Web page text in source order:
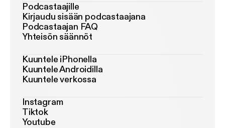
Podcastaajille
Kirjaudu sisään podcastaajana
Podcastaajan FAQ
Yhteisön säännöt
Kuuntele iPhonella
Kuuntele Androidilla
Kuuntele verkossa
Instagram
Tiktok
Youtube